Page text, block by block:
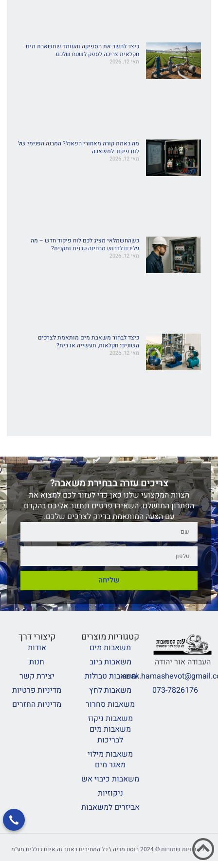
כיצד לחשב את הספיקה והעומד שמשאבת מים
חקלאית צריכה לספק לשטח שלכם
מאי 12, 2026
מה באמת קורה מאחורי הפאנל? המבנה הפנימי של
לוח פיקוד למשאבה
מאי 12, 2026
כשהחשמלאי מציג לכם לוח פיקוד חדש – מה
עליכם לדרוש מבחינה טכנית ותקנית?
מאי 12, 2026
כיצד לבחור משאבת מים מותאמת לצרכים
השונים: חקלאות, תעשייה או בית?
מאי 12, 2026
צריכים עזרה בבחירת משאבה?
הצוות המקצועי שלנו כאן כדי לעזור לכם למצוא את
הפתרון המושלם. השאירו פרטים ונחזור אליכם בהקדם
עם הצעה המותאמת בדיוק לצרכים שלכם.
שליחה
העבודה אור יהודה
073-7826176
קטגוריות מוצרים
משאבות מים
משאבות ביוב
משאבות טבולות
משאבות לחץ
משאבות סחרור
משאבות ניקוז
משאבות מים
לבריכות
משאבות מילוי
מאגר מים
משאבות כיבוי אש
ניקוזיות
אביזרים למשאבות
קיצורי דרך
אודות
חנות
יצירת קשר
מדיניות פרטיות
מדיניות החזרים
כל הזכויות שמורות © 2024 בוסט מדיה \ כל המחירים באתר זה אינם כוללים מע"מ